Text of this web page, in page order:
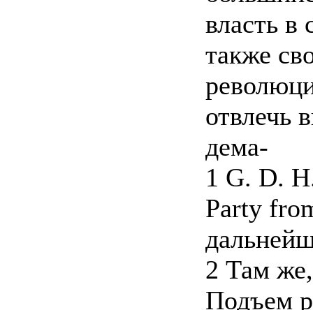
власть
также
отвлечь
дема-
1 G. D.
Party
2 Там
Подъем